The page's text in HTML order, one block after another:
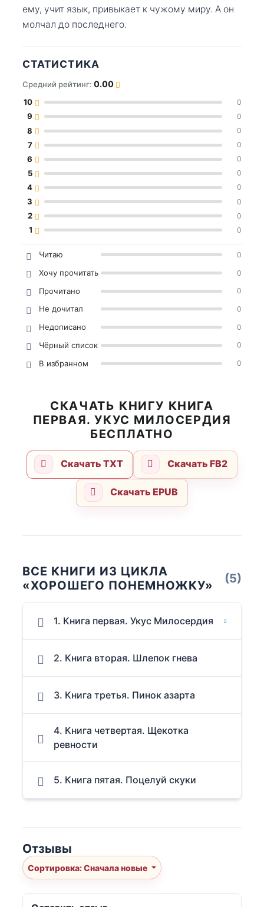
ему, учит язык, привыкает к чужому миру. А он
молчал до последнего.
СТАТИСТИКА
Средний рейтинг: 0.00
10 0
9 0
8 0
7 0
6 0
5 0
4 0
3 0
2 0
1 0
Читаю 0
Хочу прочитать 0
Прочитано 0
Не дочитал 0
Недописано 0
Чёрный список 0
В избранном 0
СКАЧАТЬ КНИГУ КНИГА
ПЕРВАЯ. УКУС МИЛОСЕРДИЯ
БЕСПЛАТНО
Скачать TXT Скачать FB2
Скачать EPUB
ВСЕ КНИГИ ИЗ ЦИКЛА
«ХОРОШЕГО ПОНЕМНОЖКУ»
(5)
1. Книга первая. Укус Милосердия
2. Книга вторая. Шлепок гнева
3. Книга третья. Пинок азарта
4. Книга четвертая. Щекотка
ревности
5. Книга пятая. Поцелуй скуки
Отзывы
Сортировка: Сначала новые